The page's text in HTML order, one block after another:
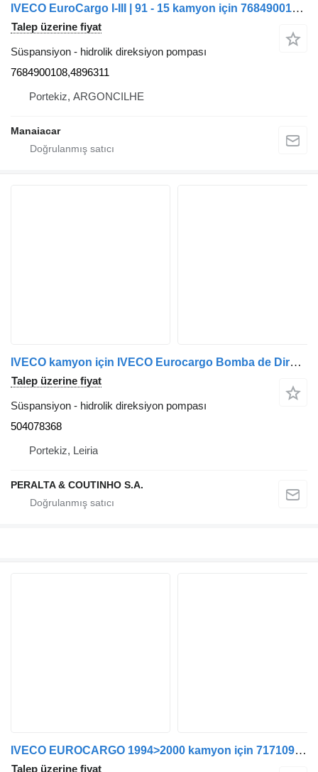
IVECO EuroCargo I-III | 91 - 15 kamyon için 7684900108 hidrolik direksiyon pompası
Talep üzerine fiyat
Süspansiyon - hidrolik direksiyon pompası
7684900108,4896311
Portekiz, ARGONCILHE
Manaiacar
IVECO kamyon için IVECO Eurocargo Bomba de Direção 504078368 hidrolik direksiyon pompası
Talep üzerine fiyat
Süspansiyon - hidrolik direksiyon pompası
504078368
Portekiz, Leiria
PERALTA & COUTINHO S.A.
IVECO EUROCARGO 1994>2000 kamyon için 7171093 aks
Talep üzerine fiyat